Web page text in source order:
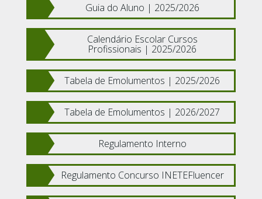
Guia do Aluno | 2025/2026
Calendário Escolar Cursos
Profissionais | 2025/2026
Tabela de Emolumentos | 2025/2026
Tabela de Emolumentos | 2026/2027
Regulamento Interno
Regulamento Concurso INETEFluencer